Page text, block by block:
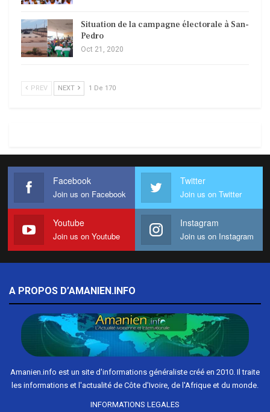
Situation de la campagne électorale à San-
Pedro
Oct 21, 2020
PREV NEXT 1 De 170
Facebook
Join us on Facebook
Twitter
Join us on Twitter
Youtube
Join us on Youtube
Instagram
Join us on Instagram
A PROPOS D’AMANIEN.INFO
Amanien.info est un site d'informations généraliste créé en 2010. Il traite
les informations et l'actualité de Côte d'Ivoire, de l'Afrique et du monde.
INFORMATIONS LEGALES